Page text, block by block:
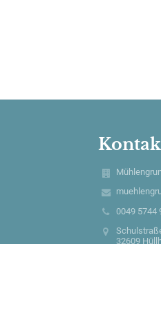
0049 5744
32609